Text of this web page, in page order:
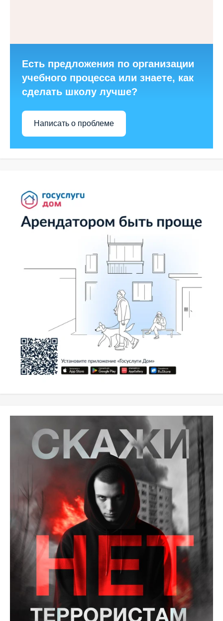
Есть предложения по организации
учебного процесса или знаете, как
сделать школу лучше?
Написать о проблеме